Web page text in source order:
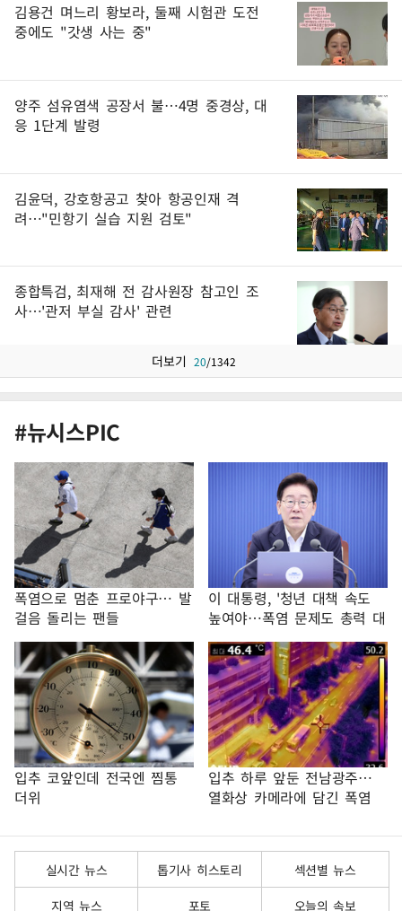
김용건 며느리 황보라, 둘째 시험관 도전
중에도 "갓생 사는 중"
양주 섬유염색 공장서 불…4명 중경상, 대
응 1단계 발령
김윤덕, 강호항공고 찾아 항공인재 격
려…"민항기 실습 지원 검토"
종합특검, 최재해 전 감사원장 참고인 조
사…'관저 부실 감사' 관련
더보기 20/1342
#뉴시스PIC
폭염으로 멈춘 프로야구… 발
걸음 돌리는 팬들
이 대통령, '청년 대책 속도
높여야…폭염 문제도 총력 대
응'
입추 코앞인데 전국엔 찜통
더위
입추 하루 앞둔 전남광주…
열화상 카메라에 담긴 폭염
실시간 뉴스 톱기사 히스토리
섹션별 뉴스
지역 뉴스
포토 오늘의 속보